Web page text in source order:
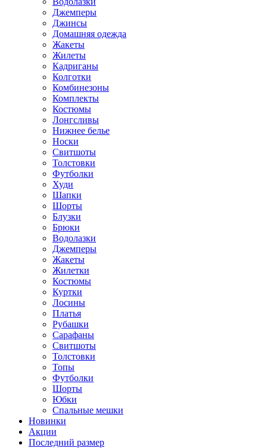
Джемперы
Джинсы
Домашняя одежда
Жакеты
Жилеты
Кадриганы
Колготки
Комбинезоны
Комплекты
Костюмы
Лонгсливы
Нижнее белье
Носки
Свитшоты
Толстовки
Футболки
Худи
Шапки
Шорты
Блузки
Брюки
Водолазки
Джемперы
Жакеты
Жилетки
Костюмы
Куртки
Лосины
Платья
Рубашки
Сарафаны
Свитшоты
Толстовки
Топы
Футболки
Шорты
Юбки
Спальные мешки
Новинки
Акции
Последний размер